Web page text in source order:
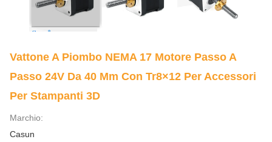
Vattone A Piombo NEMA 17 Motore Passo A
Passo 24V Da 40 Mm Con Tr8×12 Per Accessori
Per Stampanti 3D
Marchio:
Casun